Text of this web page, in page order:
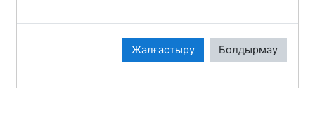
Жалғастыру Болдырмау